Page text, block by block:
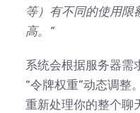
等）有不同的使用限
高。”
系统会根据服务器需
“令牌权重”动态调整
重新处理你的整个聊